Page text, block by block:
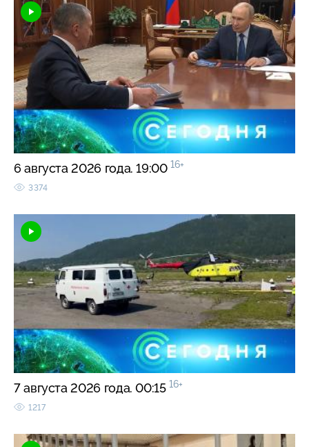
6 августа 2026 года. 19:00 16+
3374
7 августа 2026 года. 00:15 16+
1217